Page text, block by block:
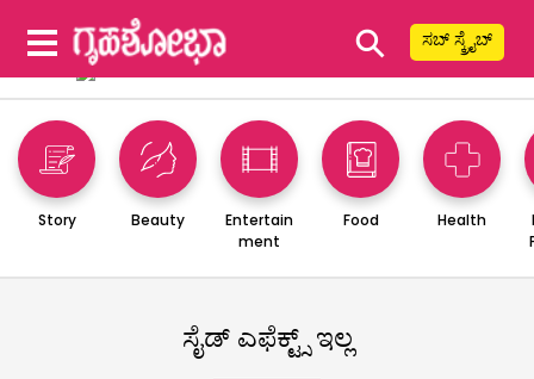
⚲ ಸಬ್ ಸ್ಕ್ರೈಬ್
Story Beauty
Entertain
ment
Food Health
ಸೈಡ್ ಎಫೆಕ್ಟ್ಸ್ ಇಲ್ಲ